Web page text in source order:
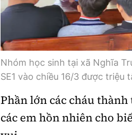
Nhóm học sinh tại xã Nghĩa
SE1 vào chiều 16/3 được triệu
Phần lớn các cháu
các em hồn nhiên cho